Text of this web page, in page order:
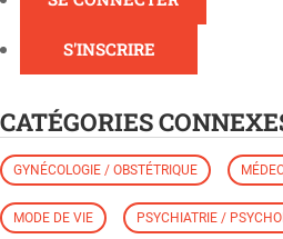
S'INSCRIRE
CATÉGORIES
GYNÉCOLOGIE / OBSTÉTRIQUE
MODE DE VIE PSYCHIATRIE /